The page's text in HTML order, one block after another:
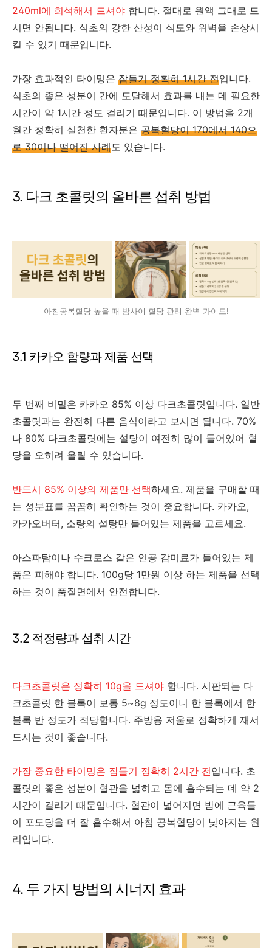
240ml에 희석해서 드셔야 합니다. 절대로 원액 그대로 드
시면 안됩니다. 식초의 강한 산성이 식도와 위벽을 손상시
킬 수 있기 때문입니다.
가장 효과적인 타이밍은 잠들기 정확히 1시간 전입니다.
식초의 좋은 성분이 간에 도달해서 효과를 내는 데 필요한
시간이 약 1시간 정도 걸리기 때문입니다. 이 방법을 2개
월간 정확히 실천한 환자분은 공복혈당이 170에서 140으
로 30이나 떨어진 사례도 있습니다.
3. 다크 초콜릿의 올바른 섭취 방법
아침공복혈당 높을 때 밤사이 혈당 관리 완벽 가이드!
3.1 카카오 함량과 제품 선택
두 번째 비밀은 카카오 85% 이상 다크초콜릿입니다. 일반
초콜릿과는 완전히 다른 음식이라고 보시면 됩니다. 70%
나 80% 다크초콜릿에는 설탕이 여전히 많이 들어있어 혈
당을 오히려 올릴 수 있습니다.
반드시 85% 이상의 제품만 선택하세요. 제품을 구매할 때
는 성분표를 꼼꼼히 확인하는 것이 중요합니다. 카카오,
카카오버터, 소량의 설탕만 들어있는 제품을 고르세요.
아스파탐이나 수크로스 같은 인공 감미료가 들어있는 제
품은 피해야 합니다. 100g당 1만원 이상 하는 제품을 선택
하는 것이 품질면에서 안전합니다.
3.2 적정량과 섭취 시간
다크초콜릿은 정확히 10g을 드셔야 합니다. 시판되는 다
크초콜릿 한 블록이 보통 5~8g 정도이니 한 블록에서 한
블록 반 정도가 적당합니다. 주방용 저울로 정확하게 재서
드시는 것이 좋습니다.
가장 중요한 타이밍은 잠들기 정확히 2시간 전입니다. 초
콜릿의 좋은 성분이 혈관을 넓히고 몸에 흡수되는 데 약 2
시간이 걸리기 때문입니다. 혈관이 넓어지면 밤에 근육들
이 포도당을 더 잘 흡수해서 아침 공복혈당이 낮아지는 원
리입니다.
4. 두 가지 방법의 시너지 효과